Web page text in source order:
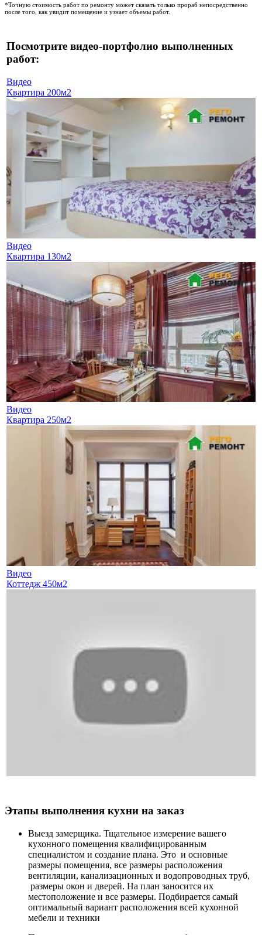
*Точную стоимость работ по ремонту может сказать только прораб непосредственно
после того, как увидит помещение и узнает объемы работ.
Посмотрите видео-портфолио выполненных
работ:
Видео
Квартира 200м2
Видео
Квартира 130м2
Видео
Квартира 250м2
Видео
Коттедж 450м2
Этапы выполнения кухни на заказ
Выезд замерщика. Тщательное измерение вашего
кухонного помещения квалифицированным
специалистом и создание плана. Это и основные
размеры помещения, все размеры расположения
вентиляции, канализационных и водопроводных труб,
размеры окон и дверей. На план заносится их
местоположение и все размеры. Подбирается самый
оптимальный вариант расположения всей кухонной
мебели и техники